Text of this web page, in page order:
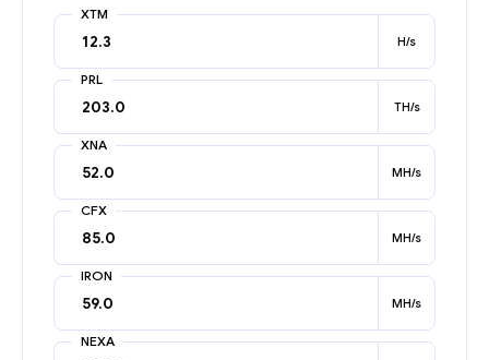
XTM
H/s
PRL
TH/s
XNA
MH/s
CFX
MH/s
IRON
MH/s
NEXA